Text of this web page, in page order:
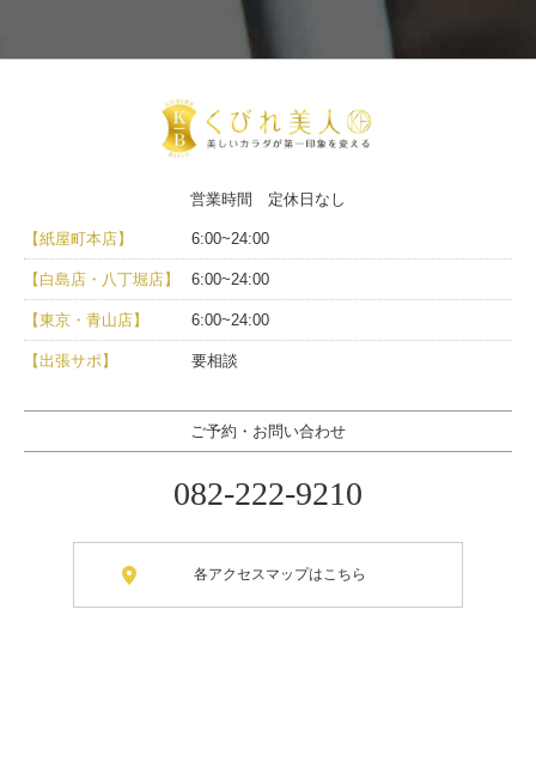
営業時間 定休日なし
【紙屋町本店】 6:00~24:00
【白島店・八丁堀店】 6:00~24:00
【東京・青山店】 6:00~24:00
【出張サポ】 要相談
ご予約・お問い合わせ
082-222-9210
各アクセスマップはこちら